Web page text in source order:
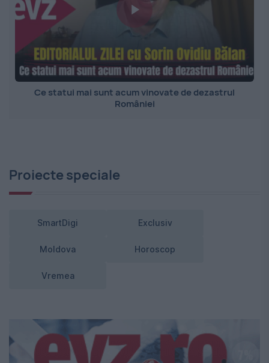
Ce statui mai sunt acum vinovate de dezastrul
României
Proiecte speciale
SmartDigi Exclusiv
Moldova Horoscop
Vremea